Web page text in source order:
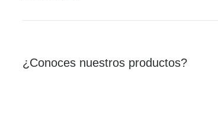
¿Conoces nuestros productos?